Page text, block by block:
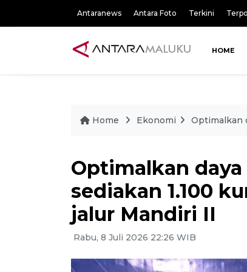
Antaranews Antara Foto Terkini
HOME
Home Ekonomi Optimalkan
Optimalkan
sediakan 1.100
jalur Mandiri II
Rabu, 8 Juli 2026 22:26 WIB